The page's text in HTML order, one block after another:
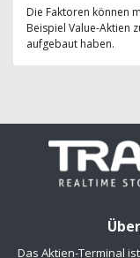
Die Faktoren können
Beispiel Value-Aktien
aufgebaut haben.
Das Aktien-Terminal